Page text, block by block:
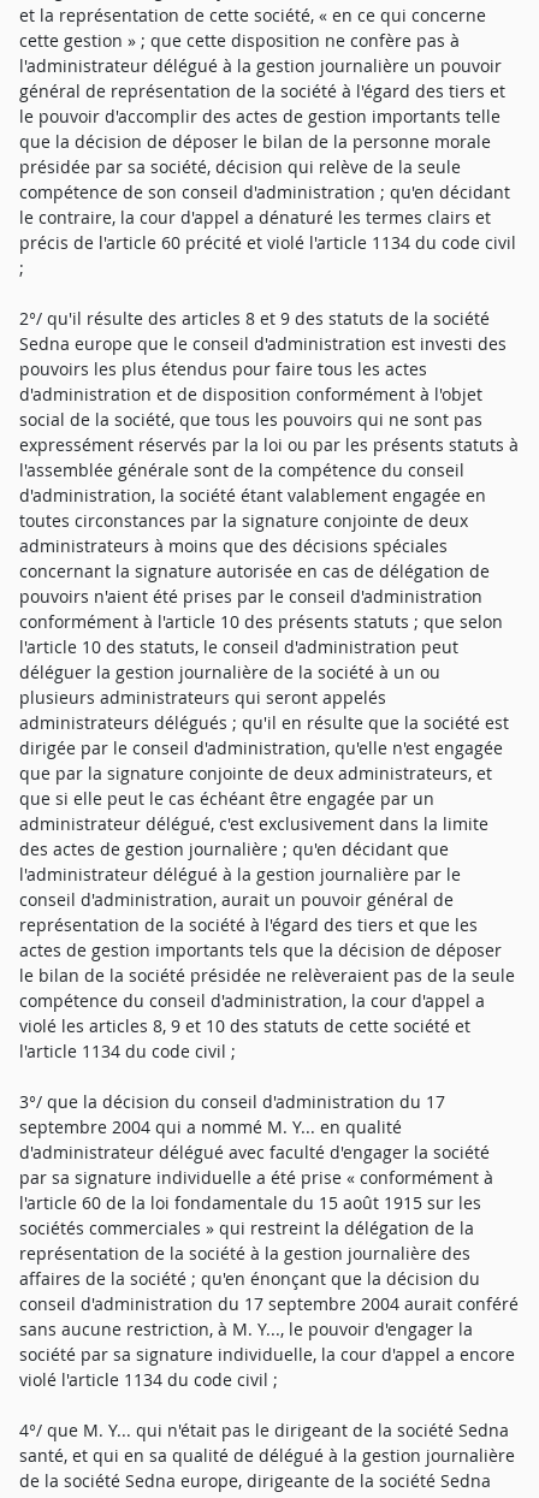
et la représentation de cette société, « en ce qui concerne
cette gestion » ; que cette disposition ne confère pas à
l'administrateur délégué à la gestion journalière un pouvoir
général de représentation de la société à l'égard des tiers et
le pouvoir d'accomplir des actes de gestion importants telle
que la décision de déposer le bilan de la personne morale
présidée par sa société, décision qui relève de la seule
compétence de son conseil d'administration ; qu'en décidant
le contraire, la cour d'appel a dénaturé les termes clairs et
précis de l'article 60 précité et violé l'article 1134 du code civil
;
2°/ qu'il résulte des articles 8 et 9 des statuts de la société
Sedna europe que le conseil d'administration est investi des
pouvoirs les plus étendus pour faire tous les actes
d'administration et de disposition conformément à l'objet
social de la société, que tous les pouvoirs qui ne sont pas
expressément réservés par la loi ou par les présents statuts à
l'assemblée générale sont de la compétence du conseil
d'administration, la société étant valablement engagée en
toutes circonstances par la signature conjointe de deux
administrateurs à moins que des décisions spéciales
concernant la signature autorisée en cas de délégation de
pouvoirs n'aient été prises par le conseil d'administration
conformément à l'article 10 des présents statuts ; que selon
l'article 10 des statuts, le conseil d'administration peut
déléguer la gestion journalière de la société à un ou
plusieurs administrateurs qui seront appelés
administrateurs délégués ; qu'il en résulte que la société est
dirigée par le conseil d'administration, qu'elle n'est engagée
que par la signature conjointe de deux administrateurs, et
que si elle peut le cas échéant être engagée par un
administrateur délégué, c'est exclusivement dans la limite
des actes de gestion journalière ; qu'en décidant que
l'administrateur délégué à la gestion journalière par le
conseil d'administration, aurait un pouvoir général de
représentation de la société à l'égard des tiers et que les
actes de gestion importants tels que la décision de déposer
le bilan de la société présidée ne relèveraient pas de la seule
compétence du conseil d'administration, la cour d'appel a
violé les articles 8, 9 et 10 des statuts de cette société et
l'article 1134 du code civil ;
3°/ que la décision du conseil d'administration du 17
septembre 2004 qui a nommé M. Y... en qualité
d'administrateur délégué avec faculté d'engager la société
par sa signature individuelle a été prise « conformément à
l'article 60 de la loi fondamentale du 15 août 1915 sur les
sociétés commerciales » qui restreint la délégation de la
représentation de la société à la gestion journalière des
affaires de la société ; qu'en énonçant que la décision du
conseil d'administration du 17 septembre 2004 aurait conféré
sans aucune restriction, à M. Y..., le pouvoir d'engager la
société par sa signature individuelle, la cour d'appel a encore
violé l'article 1134 du code civil ;
4°/ que M. Y... qui n'était pas le dirigeant de la société Sedna
santé, et qui en sa qualité de délégué à la gestion journalière
de la société Sedna europe, dirigeante de la société Sedna